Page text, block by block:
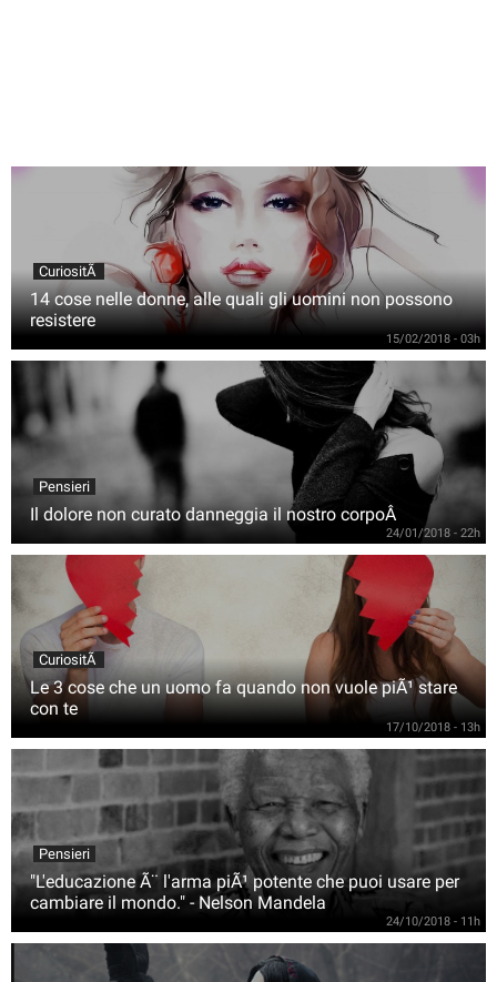
CuriositÃ
14 cose nelle donne, alle quali gli uomini non possono
resistere
15/02/2018 - 03h
Pensieri
Il dolore non curato danneggia il nostro corpoÂ
24/01/2018 - 22h
CuriositÃ
Le 3 cose che un uomo fa quando non vuole piÃ¹ stare
con te
17/10/2018 - 13h
Pensieri
"L'educazione Ã¨ l'arma piÃ¹ potente che puoi usare per
cambiare il mondo." - Nelson Mandela
24/10/2018 - 11h